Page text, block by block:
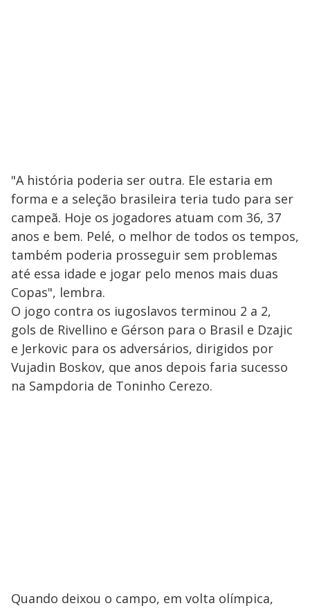
"A história poderia ser outra. Ele estaria em
forma e a seleção brasileira teria tudo para ser
campeã. Hoje os jogadores atuam com 36, 37
anos e bem. Pelé, o melhor de todos os tempos,
também poderia prosseguir sem problemas
até essa idade e jogar pelo menos mais duas
Copas", lembra.
O jogo contra os iugoslavos terminou 2 a 2,
gols de Rivellino e Gérson para o Brasil e Dzajic
e Jerkovic para os adversários, dirigidos por
Vujadin Boskov, que anos depois faria sucesso
na Sampdoria de Toninho Cerezo.
Quando deixou o campo, em volta olímpica,